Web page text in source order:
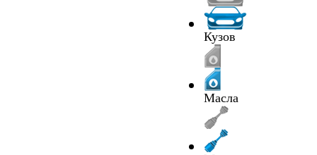
Кузов
Масла